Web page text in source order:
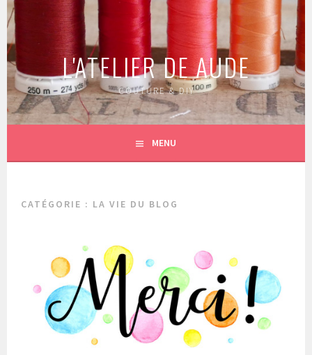
Aller
au
contenu
principal
L'ATELIER DE AUDE
COUTURE & DIY
MENU
CATÉGORIE : LA VIE DU BLOG